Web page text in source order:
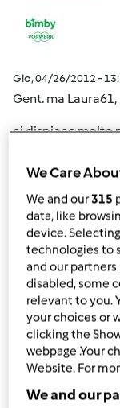
Gio, 04/26/2012 -
Gent. ma Laura61,
ci dispiace molto
Le ricordiamo
tramite la
pagina della
Ci faccia sapere,
Team Bimby
We Care
We and our315
data, like
device.
technologies to
and our
disabled, some
relevant to you.
your choices or
clicking the
webpage .Your
Website. For
We and our